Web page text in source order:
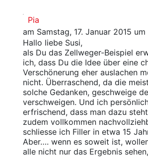
Pia
am Samstag, 17. Januar 2015
Hallo liebe Susi,
als Du das Zellweger-Beispiel
ich, dass Du die Idee über eine
Verschönerung eher auslachen
nicht. Überraschend, da die
solche Gedanken, geschweige
verschweigen. Und ich
erfrischend, dass man dazu
zudem vollkommen
schliesse ich Filler in etwa 15
Aber…. wenn es soweit ist,
alle nicht nur das Ergebnis